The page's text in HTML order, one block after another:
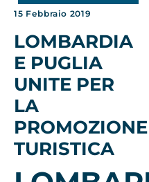
15 Febbraio 2019
LOMBARDIA
E PUGLIA
UNITE PER
LA
PROMOZIONE
TURISTICA